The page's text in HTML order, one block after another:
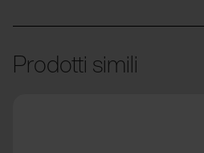
Prodotti simili